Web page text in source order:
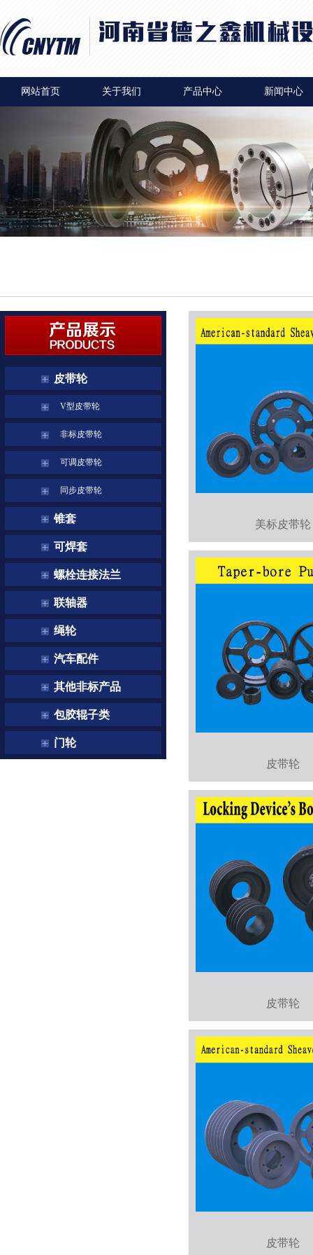
网站首页 关于我们 产品中心 新闻中心
皮带轮
V型皮带轮
非标皮带轮
可调皮带轮
同步皮带轮
锥套
可焊套
螺栓连接法兰
联轴器
绳轮
汽车配件
其他非标产品
包胶辊子类
门轮
美标皮带轮
皮带轮
皮带轮
皮带轮